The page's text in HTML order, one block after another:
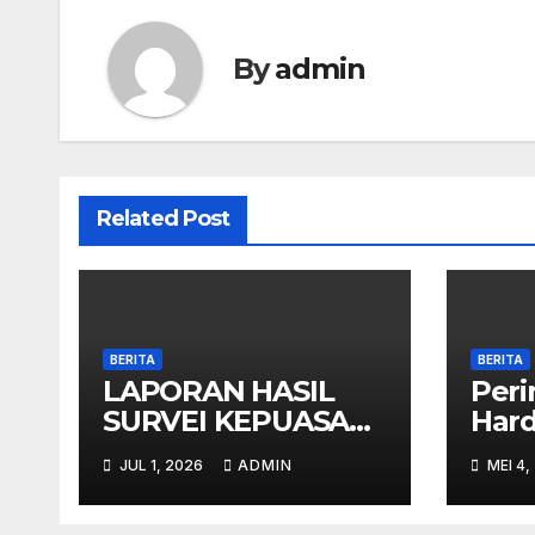
Byadmin
Related Post
BERITA
LAPORAN HASIL
SURVEI KEPUASAN
SMAN JENGGAWAH
– SEMESTER I
JUL 1, 2026 ADMIN
BERITA
MEI